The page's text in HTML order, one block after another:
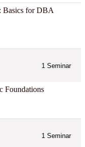
for DBA
1 Seminar
Foundations
1 Seminar